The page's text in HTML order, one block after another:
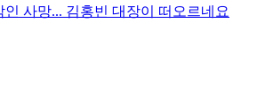
인 사망... 김홍빈 대장이 떠오르네요